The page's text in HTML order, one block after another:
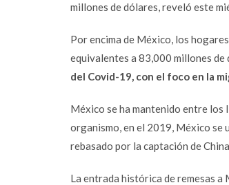
millones de dólares, reveló este
Por encima de México, los
equivalentes a 83,000 millones
del Covid-19, con el foco en la
México se ha mantenido entre los
organismo, en el 2019, México se
rebasado por la captación de
La entrada histórica de remesas a